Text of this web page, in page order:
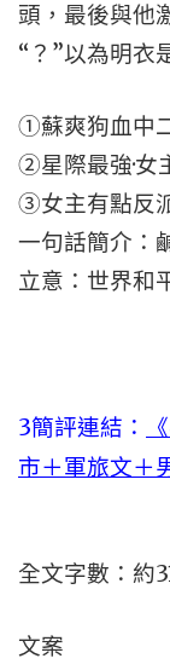
頭，最後與他
“？”以為明衣
①蘇爽狗血中
②星際最強·女
③女主有點反
一句話簡介：
立意：世界和
3簡評連結：
市＋軍旅文＋
全文字數：約
文案